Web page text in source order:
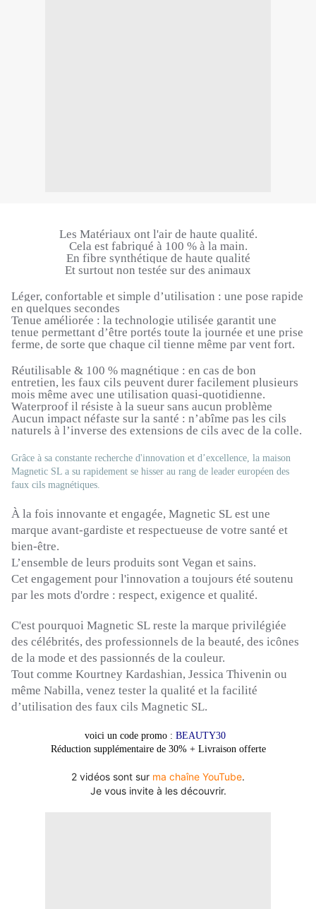
Les Matériaux ont l'air de haute qualité.
Cela est fabriqué à 100 % à la main.
En fibre synthétique de haute qualité
Et surtout non testée sur des animaux
Léger, confortable et simple d’utilisation : une pose rapide
en quelques secondes
Tenue améliorée : la technologie utilisée garantit une
tenue permettant d’être portés toute la journée et une prise
ferme, de sorte que chaque cil tienne même par vent fort.
Réutilisable & 100 % magnétique : en cas de bon
entretien, les faux cils peuvent durer facilement plusieurs
mois même avec une utilisation quasi-quotidienne.
Waterproof il résiste à la sueur sans aucun problème
Aucun impact néfaste sur la santé : n’abîme pas les cils
naturels à l’inverse des extensions de cils avec de la colle.
Grâce à sa constante recherche d'innovation et d’excellence, la maison
Magnetic SL a su rapidement se hisser au rang de leader européen des
faux cils magnétiques.
À la fois innovante et engagée, Magnetic SL est une
marque avant-gardiste et respectueuse de votre santé et
bien-être.
L’ensemble de leurs produits sont Vegan et sains.
Cet engagement pour l'innovation a toujours été soutenu
par les mots d'ordre : respect, exigence et qualité.
C'est pourquoi Magnetic SL reste la marque privilégiée
des célébrités, des professionnels de la beauté, des icônes
de la mode et des passionnés de la couleur.
Tout comme Kourtney Kardashian, Jessica Thivenin ou
même Nabilla, venez tester la qualité et la facilité
d’utilisation des faux cils Magnetic SL.
voici un code promo : BEAUTY30
Réduction supplémentaire de 30% + Livraison offerte
2 vidéos sont sur ma chaîne YouTube.
Je vous invite à les découvrir.